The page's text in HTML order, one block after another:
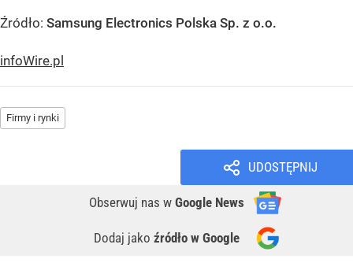
Źródło: Samsung Electronics Polska Sp. z o.o.
infoWire.pl
Firmy i rynki
UDOSTĘPNIJ
Obserwuj nas w Google News
Dodaj jako źródło w Google